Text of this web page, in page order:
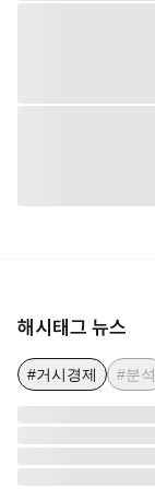
해시태그 뉴스
#거시경제 #분석